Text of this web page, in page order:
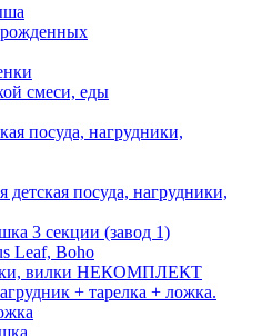
смеси, еды
посуда, нагрудники,
детская посуда, нагрудники,
3 секции (завод 1)
Leaf, Boho
вилки НЕКОМПЛЕКТ
+ тарелка + ложка.